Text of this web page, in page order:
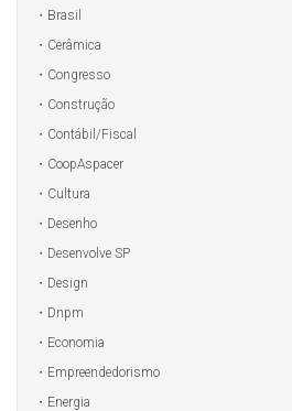
Brasil
Cerâmica
Congresso
Construção
Contábil/Fiscal
CoopAspacer
Cultura
Desenho
Desenvolve SP
Design
Dnpm
Economia
Empreendedorismo
Energia